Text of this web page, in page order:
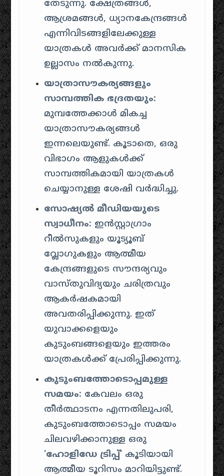
തേടുന്നു. ക്ഷേത്രങ്ങൾ,
ആശ്രമങ്ങൾ, ധ്യാനകേന്ദ്രങ്ങൾ
എന്നിവിടങ്ങളിലേക്കുള്ള
യാത്രകൾ അവർക്ക് മാനസിക
ഉല്ലാസം നൽകുന്നു.
യാത്രാസൗകര്യങ്ങളും
സാമ്പത്തിക ഭദ്രതയും:
മുമ്പത്തേക്കാൾ മികച്ച
യാത്രാസൗകര്യങ്ങൾ
ഇന്നലെയുണ്ട്. കൂടാതെ, ഒരു
വിഭാഗം ആളുകൾക്ക്
സാമ്പത്തികമായി യാത്രകൾ
ചെയ്യാനുള്ള ശേഷി വർദ്ധിച്ചു.
സോഷ്യൽ മീഡിയയുടെ
സ്വാധീനം: ഇൻസ്റ്റാഗ്രാം
റീൽസുകളും യൂട്യൂബ്
വ്ലോഗുകളും ആത്മീയ
കേന്ദ്രങ്ങളുടെ സൗന്ദര്യവും
വാസ്തുവിദ്യയും ചരിത്രവും
ആകർഷകമായി
അവതരിപ്പിക്കുന്നു. ഇത്
യുവാക്കളെയും
കുടുംബങ്ങളെയും ഇത്തരം
യാത്രകൾക്ക് പ്രേരിപ്പിക്കുന്നു.
കുടുംബത്തോടൊപ്പമുള്ള
സമയം: കേവലം ഒരു
തീർത്ഥാടനം എന്നതിലുപരി,
കുടുംബത്തോടൊപ്പം സമയം
ചിലവഴിക്കാനുള്ള ഒരു
‘ഹോളിഡേ ട്രിപ്പ്‘ കൂടിയായി
ആത്മീയ ടൂറിസം മാറിയിട്ടുണ്ട്.